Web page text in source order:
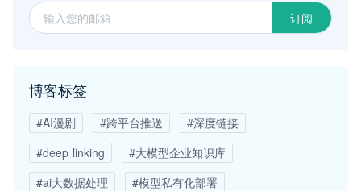
订阅
博客标签
#AI漫剧 #跨平台推送
#深度链接
#deep linking
#大模型企业知识库
#ai大数据处理
#模型私有化部署